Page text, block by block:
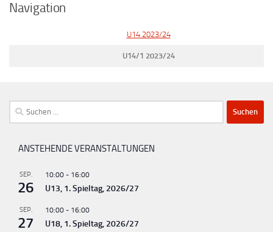
Navigation
U14 2023/24
U14/1 2023/24
Suchen
nach:
ANSTEHENDE VERANSTALTUNGEN
SEP.
26
10:00 - 16:00
U13, 1. Spieltag, 2026/27
SEP.
27
10:00 - 16:00
U18, 1. Spieltag, 2026/27